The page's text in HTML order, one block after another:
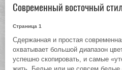
Современный восточный
Страница 1
Сдержанная и простая
охватывает большой диапазон
успешно скопировать, и самые